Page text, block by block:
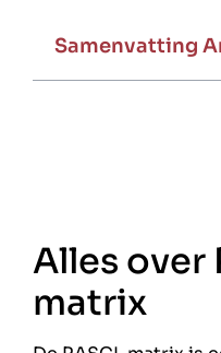
Samenvatting
Alles over
matrix